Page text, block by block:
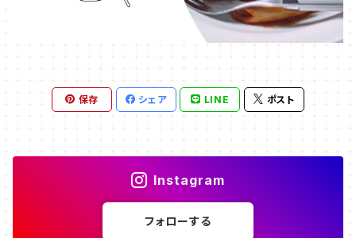
保存 シェア LINE ポスト
Instagram
フォローする